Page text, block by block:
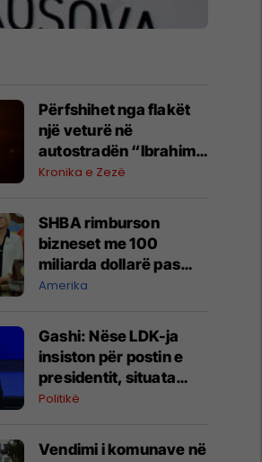
Përfshihet nga flakët
një veturë në
autostradën “Ibrahim
Rugova”
Kronika e Zezë
SHBA rimburson
bizneset me 100
miliarda dollarë pas
anulimit të tarifave të
Amerika
Gashi: Nëse LDK-ja
insiston për postin e
presidentit, situata
komplikohet - pres që
Politikë
Vendimi i komunave në